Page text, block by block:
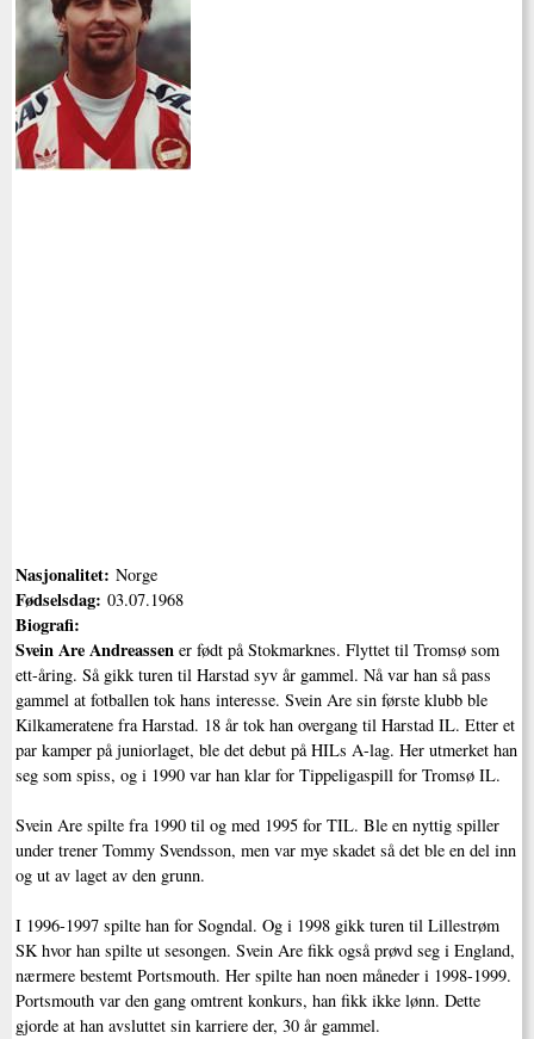
Nasjonalitet: Norge
Fødselsdag: 03.07.1968
Biografi:
Svein Are Andreassen er født på Stokmarknes. Flyttet til Tromsø som
ett-åring. Så gikk turen til Harstad syv år gammel. Nå var han så pass
gammel at fotballen tok hans interesse. Svein Are sin første klubb ble
Kilkameratene fra Harstad. 18 år tok han overgang til Harstad IL. Etter et
par kamper på juniorlaget, ble det debut på HILs A-lag. Her utmerket han
seg som spiss, og i 1990 var han klar for Tippeligaspill for Tromsø IL.
Svein Are spilte fra 1990 til og med 1995 for TIL. Ble en nyttig spiller
under trener Tommy Svendsson, men var mye skadet så det ble en del inn
og ut av laget av den grunn.
I 1996-1997 spilte han for Sogndal. Og i 1998 gikk turen til Lillestrøm
SK hvor han spilte ut sesongen. Svein Are fikk også prøvd seg i England,
nærmere bestemt Portsmouth. Her spilte han noen måneder i 1998-1999.
Portsmouth var den gang omtrent konkurs, han fikk ikke lønn. Dette
gjorde at han avsluttet sin karriere der, 30 år gammel.